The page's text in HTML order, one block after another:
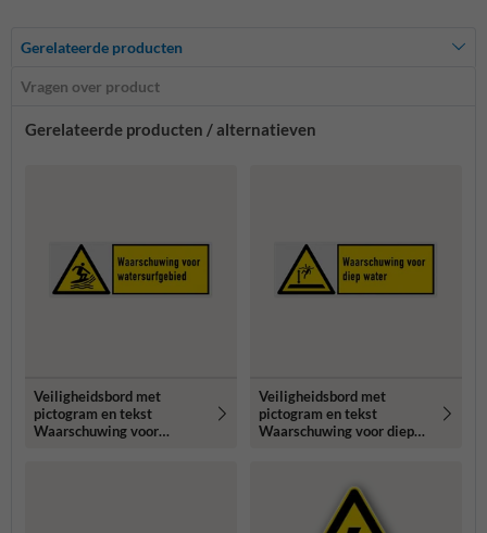
Gerelateerde producten
Vragen over product
Gerelateerde producten / alternatieven
Veiligheidsbord met
pictogram en tekst
Waarschuwing voor
Veiligheidsbord met
pictogram en tekst
Waarschuwing voor diep